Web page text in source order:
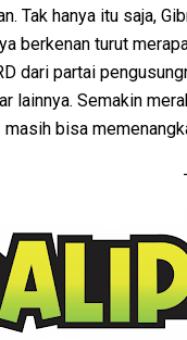
Tak hanya itu saja,
berkenan turut
dari partai
lainnya. Semakin
masih bisa